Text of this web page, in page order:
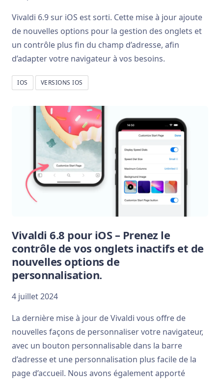
Vivaldi 6.9 sur iOS est sorti. Cette mise à jour ajoute
de nouvelles options pour la gestion des onglets et
un contrôle plus fin du champ d’adresse, afin
d’adapter votre navigateur à vos besoins.
IOS VERSIONS IOS
Vivaldi 6.8 pour iOS – Prenez le
contrôle de vos onglets inactifs et de
nouvelles options de
personnalisation.
4 juillet 2024
La dernière mise à jour de Vivaldi vous offre de
nouvelles façons de personnaliser votre navigateur,
avec un bouton personnalisable dans la barre
d’adresse et une personnalisation plus facile de la
page d’accueil. Nous avons également apporté